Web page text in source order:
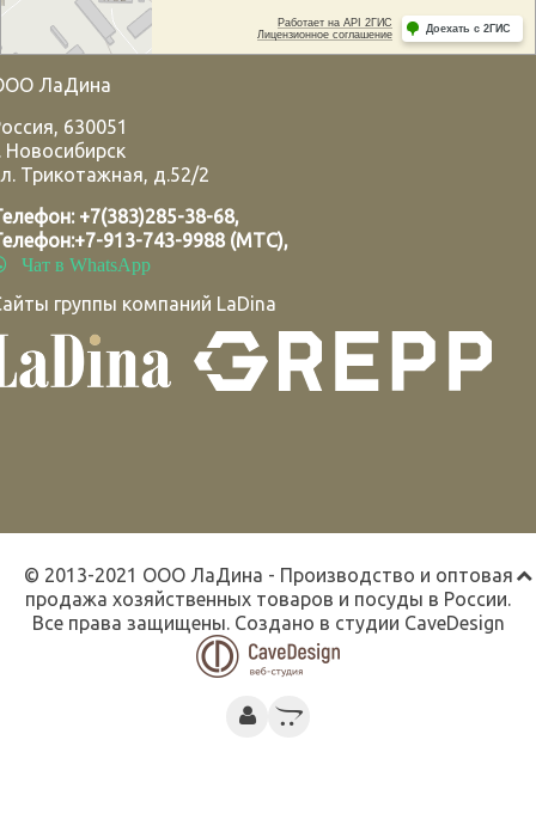
ЛаДина
, 630051
Новосибирск
Трикотажная, д.52/2
+7(383)285-38-68,
+7-913-743-9988 (МТС),
Чат в WhatsApp
группы компаний LaDina
© 2013-2021 ООО ЛаДина - Производство и оптовая
продажа хозяйственных товаров и посуды в России.
Все права защищены. Создано в студии CaveDesign